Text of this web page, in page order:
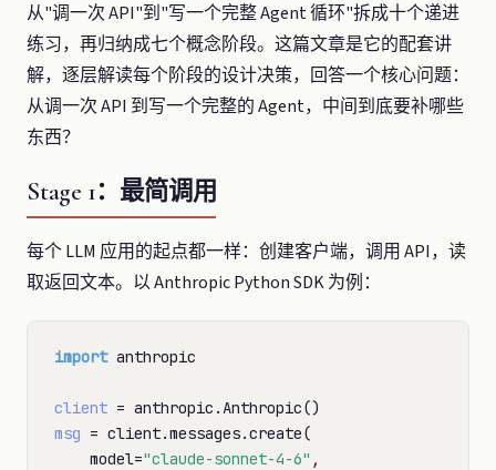
从"调一次 API"到"写一个完整 Agent 循环"拆成十个递进
练习，再归纳成七个概念阶段。这篇文章是它的配套讲
解，逐层解读每个阶段的设计决策，回答一个核心问题：
从调一次 API 到写一个完整的 Agent，中间到底要补哪些
东西？
Stage 1：最简调用
每个 LLM 应用的起点都一样：创建客户端，调用 API，读
取返回文本。以 Anthropic Python SDK 为例：
import anthropic
client =
msg = client.messages.create(
    model
="claude-sonnet-4-6" ,